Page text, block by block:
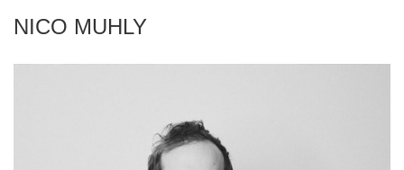
NICO MUHLY